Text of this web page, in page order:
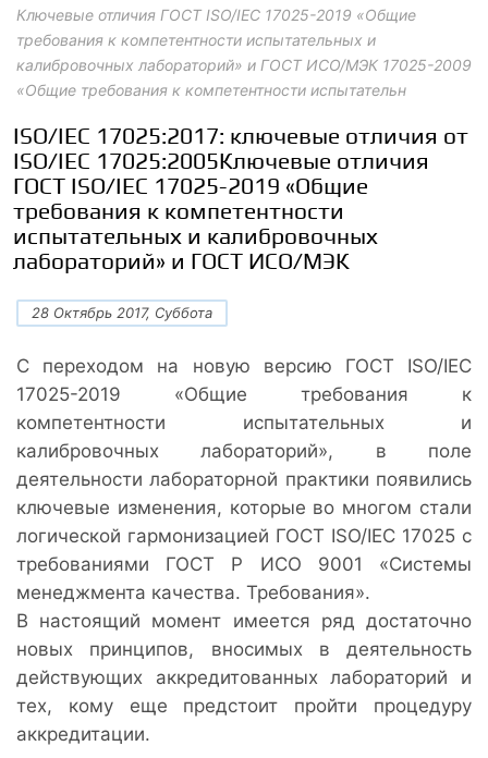
Ключевые отличия ГОСТ ISO/IEC 17025-2019 «Общие
требования к компетентности испытательных и
калибровочных лабораторий» и ГОСТ ИСО/МЭК 17025-2009
«Общие требования к компетентности испытательн
ISO/IEC 17025:2017: ключевые отличия от
ISO/IEC 17025:2005Ключевые отличия
ГОСТ ISO/IEC 17025-2019 «Общие
требования к компетентности
испытательных и калибровочных
лабораторий» и ГОСТ ИСО/МЭК
28 Октябрь 2017, Суббота
С переходом на новую версию ГОСТ ISO/IEC
17025-2019 «Общие требования к
компетентности испытательных и
калибровочных лабораторий», в поле
деятельности лабораторной практики появились
ключевые изменения, которые во многом стали
логической гармонизацией ГОСТ ISO/IEC 17025 с
требованиями ГОСТ Р ИСО 9001 «Системы
менеджмента качества. Требования».
В настоящий момент имеется ряд достаточно
новых принципов, вносимых в деятельность
действующих аккредитованных лабораторий и
тех, кому еще предстоит пройти процедуру
аккредитации.